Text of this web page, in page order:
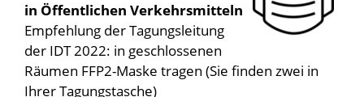
in Öffentlichen Verkehrsmitteln
Empfehlung der Tagungsleitung
der IDT 2022: in geschlossenen
Räumen FFP2-Maske tragen (Sie finden zwei in
Ihrer Tagungstasche)